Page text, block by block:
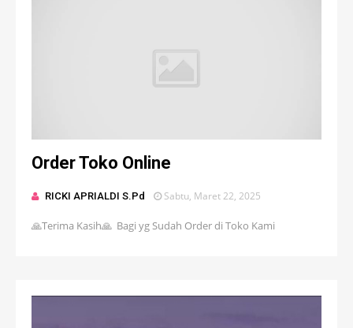
Order Toko Online
RICKI APRIALDI S.Pd Sabtu, Maret 22, 2025
🙏Terima Kasih🙏 Bagi yg Sudah Order di Toko Kami